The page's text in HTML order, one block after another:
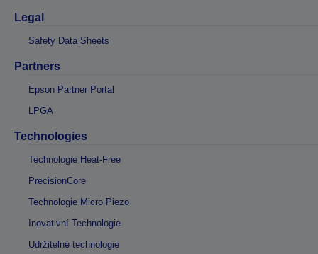
Legal
Safety Data Sheets
Partners
Epson Partner Portal
LPGA
Technologies
Technologie Heat-Free
PrecisionCore
Technologie Micro Piezo
Inovativní Technologie
Udržitelné technologie